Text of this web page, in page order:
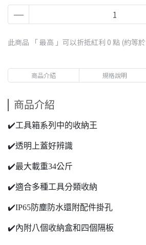
此商品 「 最高 」可以折抵紅利 0 點 (約等於
商品介紹 規格說明
商品介紹
✔️工具箱系列中的收納王
✔️透明上蓋好辨識
✔️最大載重34公斤
✔️適合多種工具分類收納
✔️IP65防塵防水還附配件掛孔
✔️內附八個收納盒和四個隔板